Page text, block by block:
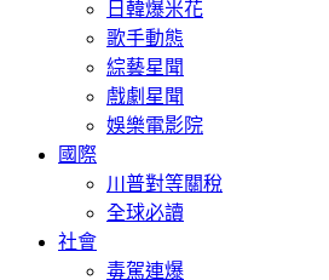
日韓爆米花
歌手動態
綜藝星聞
戲劇星聞
娛樂電影院
國際
川普對等關稅
全球必讀
社會
毒駕連爆